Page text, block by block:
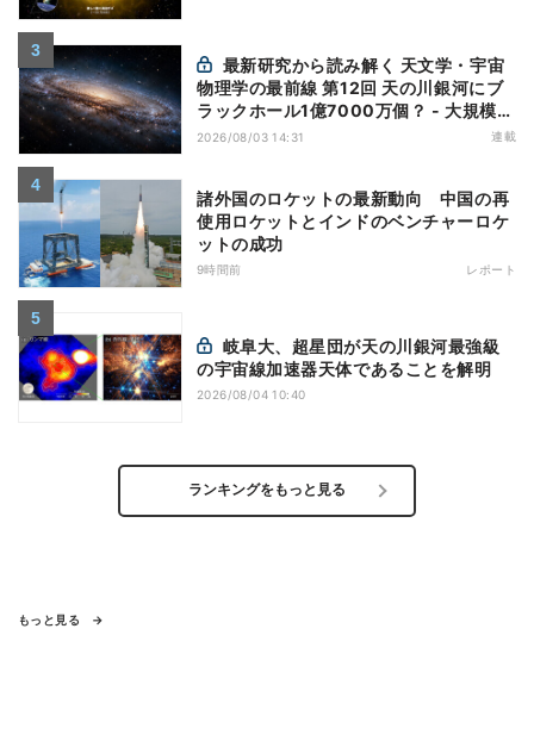
物理学の最前線 第12回 天の川銀河にブ
ラックホール1億7000万個？ - 大規模計
算が描くその分布
2026/08/03 14:31 連載
諸外国のロケットの最新動向 中国の再
使用ロケットとインドのベンチャーロケ
ットの成功
9時間前 レポート
の宇宙線加速器天体であることを解明
2026/08/04 10:40
ランキングをもっと見る
もっと見る